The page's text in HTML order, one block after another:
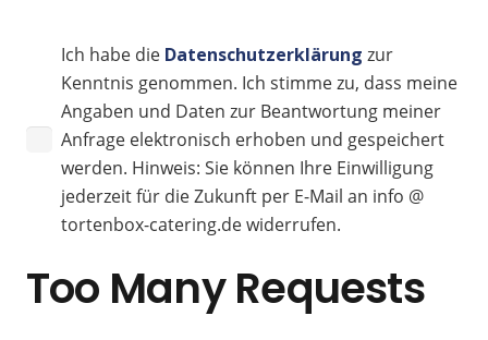
dieses
leer.
Ich habe die Datenschutzerklärung zur
Kenntnis genommen. Ich stimme zu, dass meine
Angaben und Daten zur Beantwortung meiner
Anfrage elektronisch erhoben und gespeichert
werden. Hinweis: Sie können Ihre Einwilligung
jederzeit für die Zukunft per E-Mail an info @
tortenbox-catering.de widerrufen.
Too Many Requests